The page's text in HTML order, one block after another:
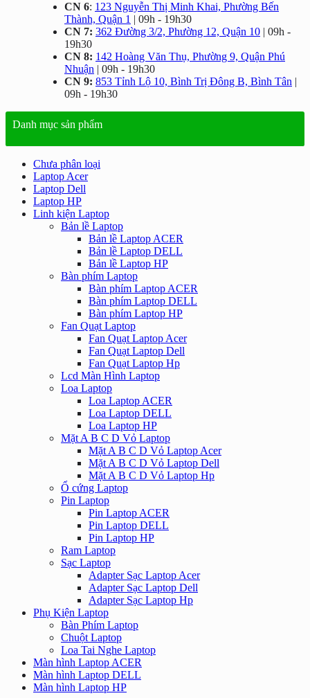
CN 6: 123 Nguyễn Thị Minh Khai, Phường Bến
Thành, Quận 1 | 09h - 19h30
CN 7: 362 Đường 3/2, Phường 12, Quận 10 | 09h -
19h30
CN 8: 142 Hoàng Văn Thụ, Phường 9, Quận Phú
Nhuận | 09h - 19h30
CN 9: 853 Tỉnh Lộ 10, Bình Trị Đông B, Bình Tân |
09h - 19h30
Danh mục sản phẩm
Chưa phân loại
Laptop Acer
Laptop Dell
Laptop HP
Linh kiện Laptop
Bản lề Laptop
Bản lề Laptop ACER
Bản lề Laptop DELL
Bản lề Laptop HP
Bàn phím Laptop
Bàn phím Laptop ACER
Bàn phím Laptop DELL
Bàn phím Laptop HP
Fan Quạt Laptop
Fan Quạt Laptop Acer
Fan Quạt Laptop Dell
Fan Quạt Laptop Hp
Lcd Màn Hình Laptop
Loa Laptop
Loa Laptop ACER
Loa Laptop DELL
Loa Laptop HP
Mặt A B C D Vỏ Laptop
Mặt A B C D Vỏ Laptop Acer
Mặt A B C D Vỏ Laptop Dell
Mặt A B C D Vỏ Laptop Hp
Ổ cứng Laptop
Pin Laptop
Pin Laptop ACER
Pin Laptop DELL
Pin Laptop HP
Ram Laptop
Sạc Laptop
Adapter Sạc Laptop Acer
Adapter Sạc Laptop Dell
Adapter Sạc Laptop Hp
Phụ Kiện Laptop
Bàn Phím Laptop
Chuột Laptop
Loa Tai Nghe Laptop
Màn hình Laptop ACER
Màn hình Laptop DELL
Màn hình Laptop HP